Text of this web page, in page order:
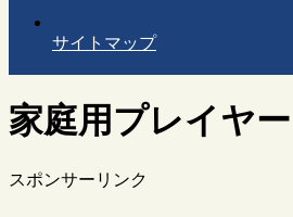
サイトマップ
家庭用プレイヤー
スポンサーリンク